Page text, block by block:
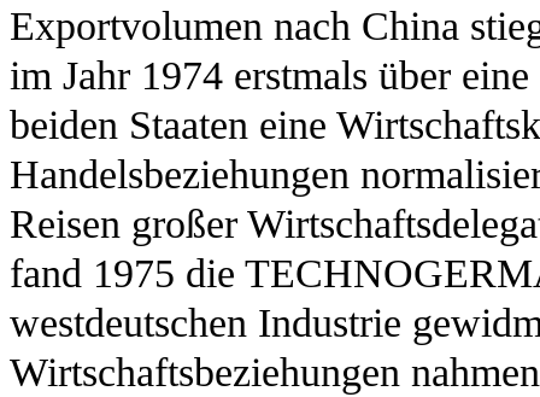
Exportvolumen nach China
im Jahr 1974 erstmals über
beiden Staaten eine
Handelsbeziehungen
Reisen großer
fand 1975 die
westdeutschen Industrie
Wirtschaftsbeziehungen